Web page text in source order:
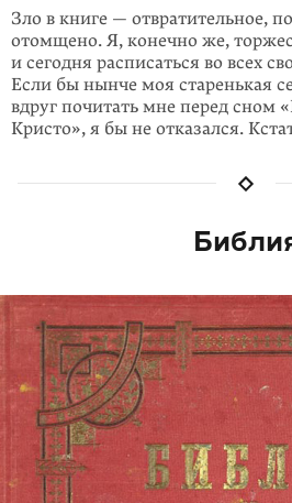
Зло в книге — отвратительное,
отомщено. Я, конечно же,
и сегодня расписаться во всех
Если бы нынче моя старенькая
вдруг почитать мне перед сном
Кристо», я бы не отказался.